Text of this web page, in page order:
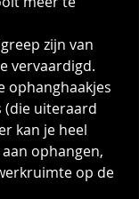
zijn van
vervaardigd.
ophanghaakjes
(die uiteraard
kan je heel
ophangen,
op de